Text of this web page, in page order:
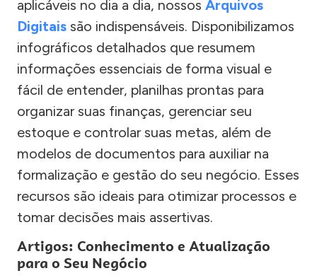
aplicáveis no dia a dia, nossos Arquivos
Digitais são indispensáveis. Disponibilizamos
infográficos detalhados que resumem
informações essenciais de forma visual e
fácil de entender, planilhas prontas para
organizar suas finanças, gerenciar seu
estoque e controlar suas metas, além de
modelos de documentos para auxiliar na
formalização e gestão do seu negócio. Esses
recursos são ideais para otimizar processos e
tomar decisões mais assertivas.
Artigos: Conhecimento e Atualização
para o Seu Negócio